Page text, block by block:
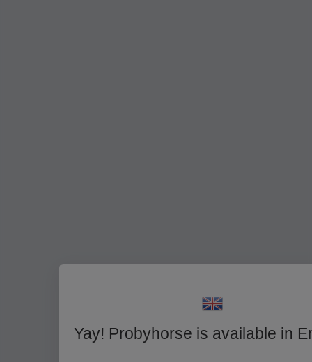
Yay! Probyhorse is available in